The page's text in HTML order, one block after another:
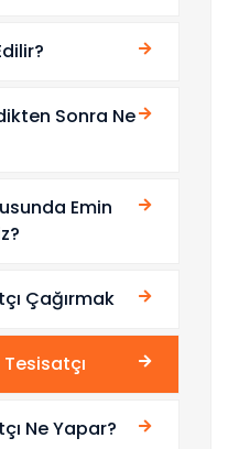
Sonra Ne
Emin
Çağırmak
Ne Yapar?